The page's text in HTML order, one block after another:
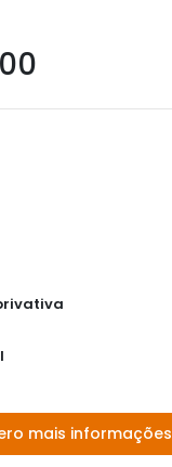
mais informações